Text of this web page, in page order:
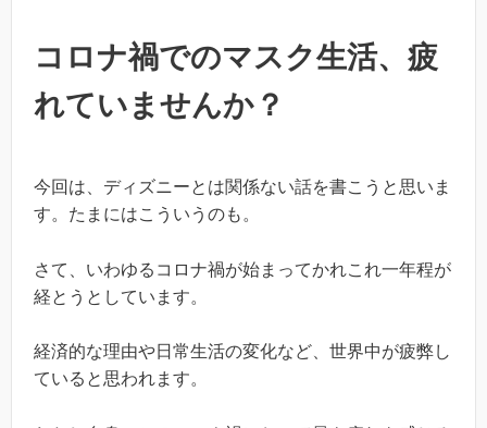
コロナ禍でのマスク生活、疲
れていませんか？
今回は、ディズニーとは関係ない話を書こうと思いま
す。たまにはこういうのも。
さて、いわゆるコロナ禍が始まってかれこれ一年程が
経とうとしています。
経済的な理由や日常生活の変化など、世界中が疲弊し
ていると思われます。